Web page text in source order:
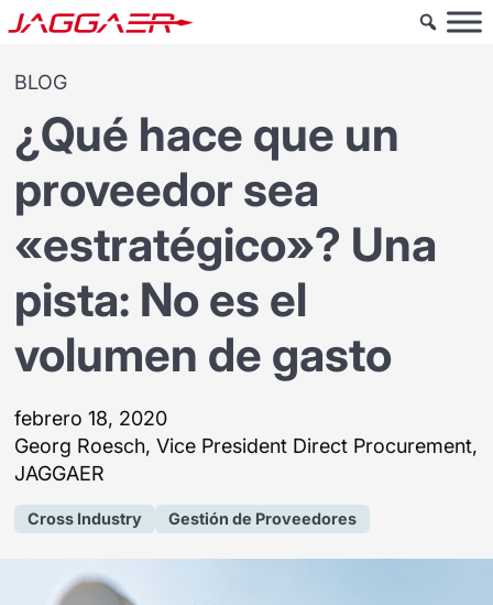
BLOG
¿Qué hace que un
proveedor sea
«estratégico»? Una
pista: No es el
volumen de gasto
febrero 18, 2020
Georg Roesch, Vice President Direct Procurement,
JAGGAER
Cross Industry Gestión de Proveedores